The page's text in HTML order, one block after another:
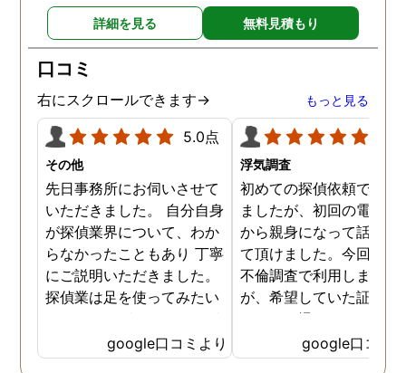
務所に関しても調べてく
ていて、周りの人たちの
かげで夫と離婚ができそ
詳細を見る 無料見積もり
口コミ
右にスクロールできます→ もっと見る
5.0点
その他
先日事務所にお伺いさせて
いただきました。 自分自身
が探偵業界について、わか
らなかったこともあり 丁寧
にご説明いただきました。
探偵業は足を使ってみたい
SNSなどの知識も豊富で、
色んな視点から対応されて
google口コミより
浮気調査
初めての探偵依頼で緊張
ましたが、初回の電話相
から親身になって話を聞
て頂けました。今回、夫
不倫調査で利用しました
が、希望していた証拠を
っかりと撮ってもらうこ
が出来ました。調査中も
動きがある度に細かく報
google口コミ